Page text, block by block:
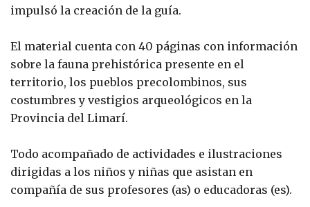
impulsó la creación de la guía.
El material cuenta con 40 páginas con información
sobre la fauna prehistórica presente en el
territorio, los pueblos precolombinos, sus
costumbres y vestigios arqueológicos en la
Provincia del Limarí.
Todo acompañado de actividades e ilustraciones
dirigidas a los niños y niñas que asistan en
compañía de sus profesores (as) o educadoras (es).